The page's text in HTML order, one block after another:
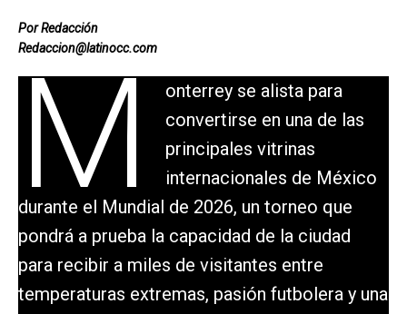
Por Redacción
Redaccion@latinocc.com
M
onterrey se alista para
convertirse en una de las
principales vitrinas
internacionales de México
durante el Mundial de 2026, un torneo que
pondrá a prueba la capacidad de la ciudad
para recibir a miles de visitantes entre
temperaturas extremas, pasión futbolera y una